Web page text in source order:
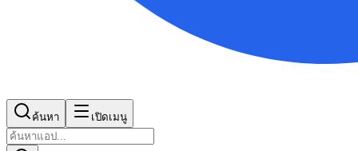
ค้นหา เปิดเมนู